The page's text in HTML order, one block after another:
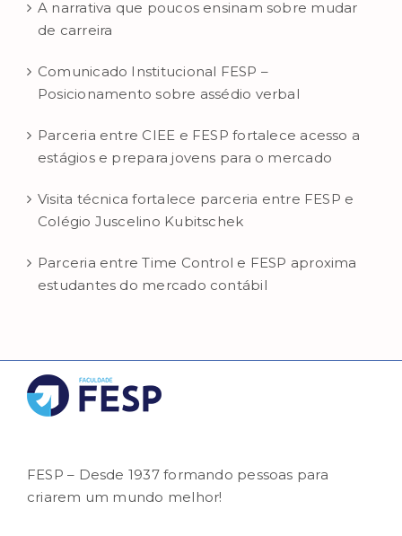
A narrativa que poucos ensinam sobre mudar
de carreira
Comunicado Institucional FESP –
Posicionamento sobre assédio verbal
Parceria entre CIEE e FESP fortalece acesso a
estágios e prepara jovens para o mercado
Visita técnica fortalece parceria entre FESP e
Colégio Juscelino Kubitschek
Parceria entre Time Control e FESP aproxima
estudantes do mercado contábil
FESP – Desde 1937 formando pessoas para
criarem um mundo melhor!